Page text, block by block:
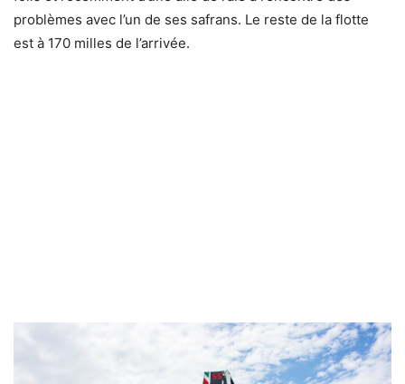
problèmes avec l’un de ses safrans. Le reste de la flotte
est à 170 milles de l’arrivée.